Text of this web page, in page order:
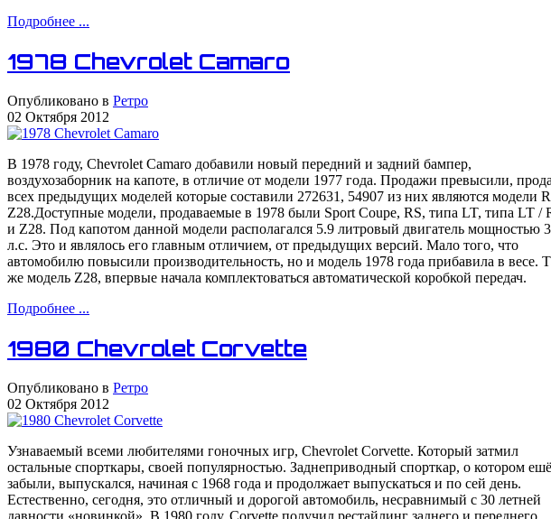
Подробнее ...
1978 Chevrolet Camaro
Опубликовано в Ретро
02 Октября 2012
В 1978 году, Chevrolet Camaro добавили новый передний и задний бампер,
воздухозаборник на капоте, в отличие от модели 1977 года. Продажи превысили,
всех предыдущих моделей которые составили 272631, 54907 из них являются модели
Z28.Доступные модели, продаваемые в 1978 были Sport Coupe, RS, типа LT, типа LT /
и Z28. Под капотом данной модели располагался 5.9 литровый двигатель мощностью
л.с. Это и являлось его главным отличием, от предыдущих версий. Мало того, что
автомобилю повысили производительность, но и модель 1978 года прибавила в весе.
же модель Z28, впервые начала комплектоваться автоматической коробкой передач.
Подробнее ...
1980 Chevrolet Corvette
Опубликовано в Ретро
02 Октября 2012
Узнаваемый всеми любителями гоночных игр, Chevrolet Corvette. Который затмил
остальные спорткары, своей популярностью. Заднеприводный спорткар, о котором
забыли, выпускался, начиная с 1968 года и продолжает выпускаться и по сей день.
Естественно, сегодня, это отличный и дорогой автомобиль, несравнимый с 30 летней
давности «новинкой». В 1980 году, Corvette получил рестайлинг заднего и переднего